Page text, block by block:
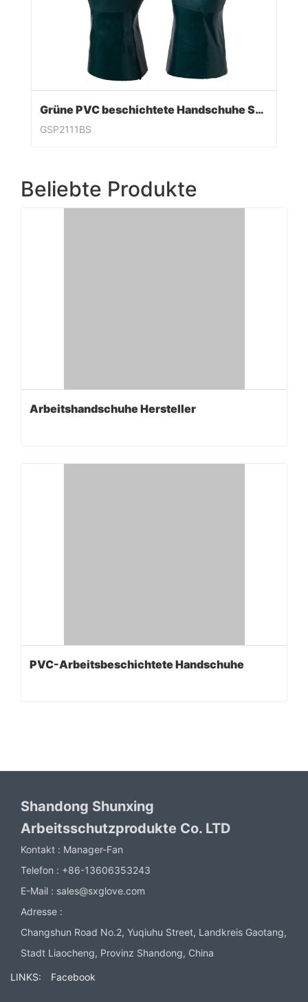
Grüne PVC beschichtete Handschuhe Sandy Finish
GSP2111BS
Beliebte Produkte
Arbeitshandschuhe Hersteller
PVC-Arbeitsbeschichtete Handschuhe
Shandong Shunxing
Arbeitsschutzprodukte Co. LTD
Kontakt : Manager-Fan
Telefon : +86-13606353243
E-Mail : sales@sxglove.com
Adresse :
Changshun Road No.2, Yuqiuhu Street, Landkreis Gaotang,
Stadt Liaocheng, Provinz Shandong, China
LINKS: Facebook